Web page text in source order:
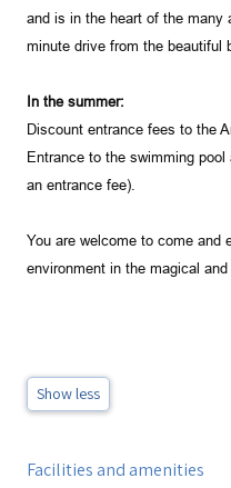
and is in the heart of the many
minute drive from the beautiful
In the summer:
Discount entrance fees to the
Entrance to the swimming pool
an entrance fee).
You are welcome to come and
environment in the magical
Show less
Facilities and amenities